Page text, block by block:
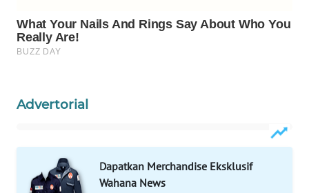
Advertorial
Dapatkan Merchandise Eksklusif
Wahana News
Wahana
Media
Group
NEWS
TANI
WAHANA